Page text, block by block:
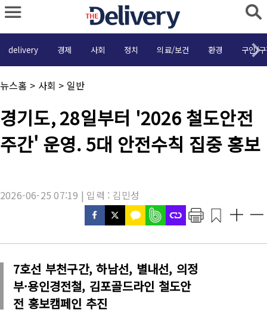
delivery 경제 사회 정치 의료/보건 환경 구인/
채
널
뉴스홈 > 사회 > 일반
기
사
목
경기도, 28일부터 '2026 철도안전
주간' 운영. 5대 안전수칙 집중 홍보
2026-06-25 07:19 | 입력 : 김민성
7호선 부천구간, 하남선, 별내선, 의정
부·용인경전철, 김포골드라인 철도안
전 홍보캠페인 추진